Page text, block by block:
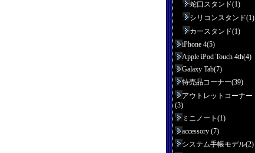
蛇口スタンド(1)
シリコンスタンド(1)
カースタンド(1)
iPhone 4(5)
Apple iPod Touch 4th(4)
Galaxy Tab(7)
特売品コーナー(39)
アウトレットコーナー
(3)
ミニノート(1)
accessory (7)
システム手帳モデル(2)